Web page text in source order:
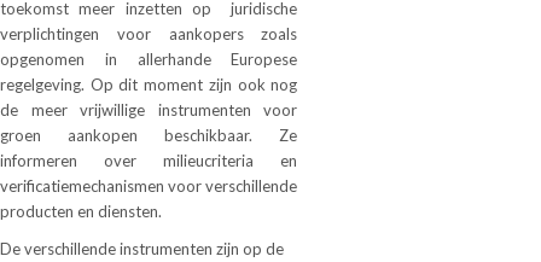
toekomst meer inzetten op juridische
verplichtingen voor aankopers zoals
opgenomen in allerhande Europese
regelgeving. Op dit moment zijn ook nog
de meer vrijwillige instrumenten voor
groen aankopen beschikbaar. Ze
informeren over milieucriteria en
verificatiemechanismen voor verschillende
producten en diensten.
De verschillende instrumenten zijn op de